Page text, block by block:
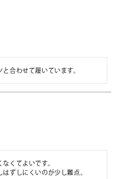
合わせて履いています。
くてよいです。
ずしにくいのが少し難点。